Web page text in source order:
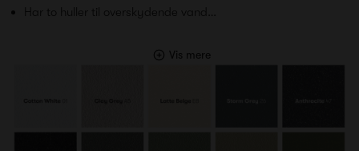
Har to huller til overskydende vand…
Vis mere